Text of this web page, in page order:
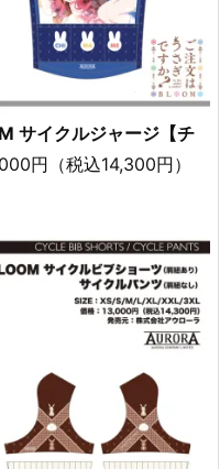
サイクルジャージ【チ
円（税込14,300円）